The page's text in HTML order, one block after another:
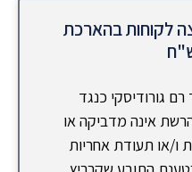
לקוחות בהארכת
גורודיסקי כנגד
אינה מדביקה או
ו/או תעודת אחריות